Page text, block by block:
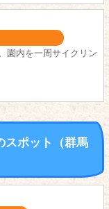
園内を一周サイクリン
スポット（群馬